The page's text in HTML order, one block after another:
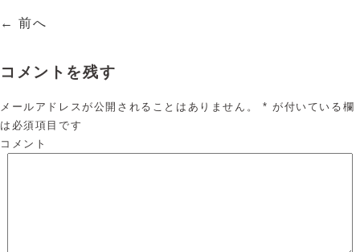
← 前へ
コメントを残す
メールアドレスが公開されることはありません。 * が付いている欄
は必須項目です
コメント